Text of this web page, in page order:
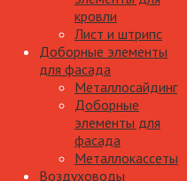
кровли
Лист и штрипс
Доборные элементы
для фасада
Металлосайдинг
Доборные
элементы для
фасада
Металлокассеты
Воздуховоды